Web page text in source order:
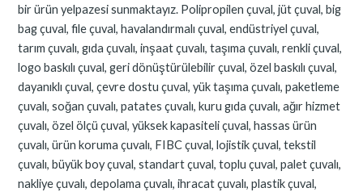
bir ürün yelpazesi sunmaktayız. Polipropilen çuval, jüt çuval, big
bag çuval, file çuval, havalandırmalı çuval, endüstriyel çuval,
tarım çuvalı, gıda çuvalı, inşaat çuvalı, taşıma çuvalı, renkli çuval,
logo baskılı çuval, geri dönüştürülebilir çuval, özel baskılı çuval,
dayanıklı çuval, çevre dostu çuval, yük taşıma çuvalı, paketleme
çuvalı, soğan çuvalı, patates çuvalı, kuru gıda çuvalı, ağır hizmet
çuvalı, özel ölçü çuval, yüksek kapasiteli çuval, hassas ürün
çuvalı, ürün koruma çuvalı, FIBC çuval, lojistik çuval, tekstil
çuvalı, büyük boy çuval, standart çuval, toplu çuval, palet çuvalı,
nakliye çuvalı, depolama çuvalı, ihracat çuvalı, plastik çuval,